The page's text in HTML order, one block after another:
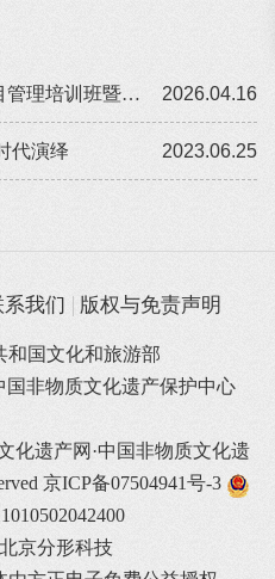
2026.04.16
2026年广东省非遗代表性项目管理培训班暨非遗工作专题会议在汕尾举行
2023.06.25
代演绎
系我们 版权与免责声明
和国文化和旅游部
国非物质文化遗产保护中心
化遗产网·中国非物质文化遗
京ICP备07504941号-3
京分形科技